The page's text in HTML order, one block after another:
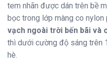
tem nhãn được dán trên bề
bọc trong lớp màng co nylon
vạch ngoài trời bến bãi và
thì dưới cường độ sáng trên
hè.